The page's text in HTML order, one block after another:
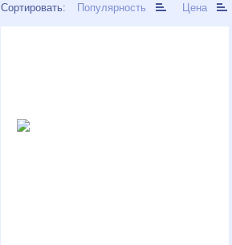
Сортировать: Популярность Цена